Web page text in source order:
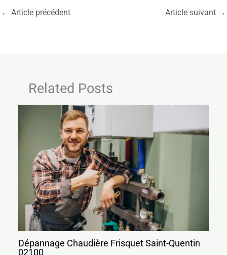
← Article précédent Article suivant →
Related Posts
Dépannage Chaudière Frisquet Saint-Quentin
02100